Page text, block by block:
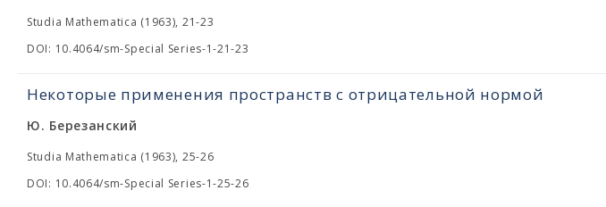
Studia Mathematica (1963), 21-23
DOI: 10.4064/sm-Special Series-1-21-23
Некоторые применения пространств с отрицательной нормой
Ю. Березанский
Studia Mathematica (1963), 25-26
DOI: 10.4064/sm-Special Series-1-25-26